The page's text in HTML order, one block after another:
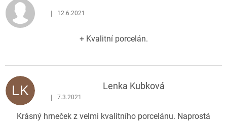
p
i
d
n
o
c
Hodnocení produktu je 5 z 5 hvězdiček.
| 12.6.2021
+ Kvalitní porcelán.
LK Lenka Kubková
Hodnocení produktu je 5 z 5 hvězdiček.
| 7.3.2021
Krásný hrneček z velmi kvalitního porcelánu. Naprostá